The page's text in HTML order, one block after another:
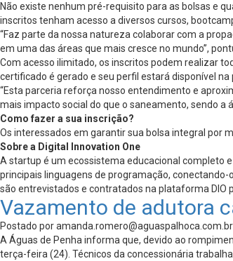
Não existe nenhum pré-requisito para as bolsas e
inscritos tenham acesso a diversos cursos,
“Faz parte da nossa natureza colaborar com a
em uma das áreas que mais cresce no mundo”,
Com acesso ilimitado, os inscritos podem realizar
certificado é gerado e seu perfil estará disponível
“Esta parceria reforça nosso entendimento e
mais impacto social do que o saneamento, sendo a
Como fazer a sua inscrição?
Os interessados em garantir sua bolsa integral por
Sobre a Digital Innovation One
A startup é um ecossistema educacional completo
principais linguagens de programação,
são entrevistados e contratados na plataforma DIO
Vazamento de adutora
Postado poramanda.romero@aguaspalhoca.com.br
A Águas de Penha informa que, devido ao
terça-feira (24). Técnicos da concessionária